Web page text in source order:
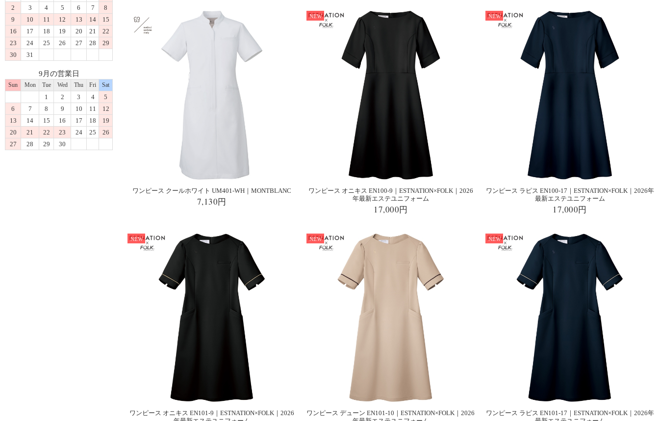
2
3 4 5 6 7
8
9
10 11 12 13 14
15
16
17 18 19 20 21
22
23
24 25 26 27 28
29
30
31
9月の営業日
Sun Mon Tue Wed Thu Fri Sat
1 2 3 4
5
6
7 8 9 10 11
12
13
14 15 16 17 18
19
20
21 22 23 24 25
26
27
28 29 30
ワンピース クールホワイト UM401-WH｜MONTBLANC
7,130円
NEW
ワンピース オニキス EN100-9｜ESTNATION×FOLK｜2026
年最新エステユニフォーム
17,000円
NEW
ワンピース ラピス EN100-17｜ESTNATION×FOLK｜2026年
最新エステユニフォーム
17,000円
NEW
ワンピース オニキス EN101-9｜ESTNATION×FOLK｜2026
NEW
ワンピース デューン EN101-10｜ESTNATION×FOLK｜2026
NEW
ワンピース ラピス EN101-17｜ESTNATION×FOLK｜2026年